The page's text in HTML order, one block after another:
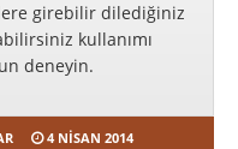
girebilir dilediğiniz
kullanımı
deneyin.
4 NISAN 2014